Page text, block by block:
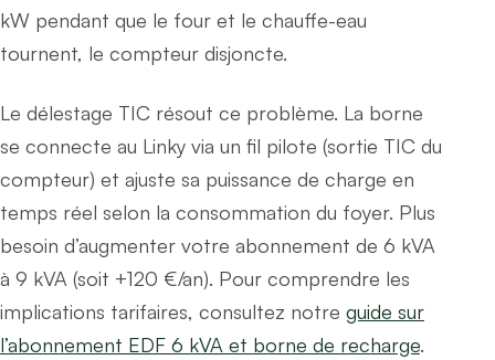
kW pendant que le four et le chauffe-eau
tournent, le compteur disjoncte.
Le délestage TIC résout ce problème. La borne
se connecte au Linky via un fil pilote (sortie TIC du
compteur) et ajuste sa puissance de charge en
temps réel selon la consommation du foyer. Plus
besoin d’augmenter votre abonnement de 6 kVA
à 9 kVA (soit +120 €/an). Pour comprendre les
implications tarifaires, consultez notre guide sur
l’abonnement EDF 6 kVA et borne de recharge.